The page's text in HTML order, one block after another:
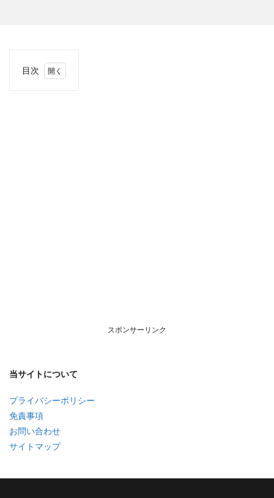
目次
スポンサーリンク
当サイトについて
プライバシーポリシー
免責事項
お問い合わせ
サイトマップ